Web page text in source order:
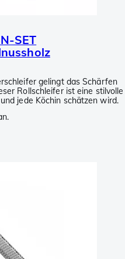
SET
gelingt das Schärfen
Rollschleifer ist eine stilvolle
jede Köchin schätzen wird.